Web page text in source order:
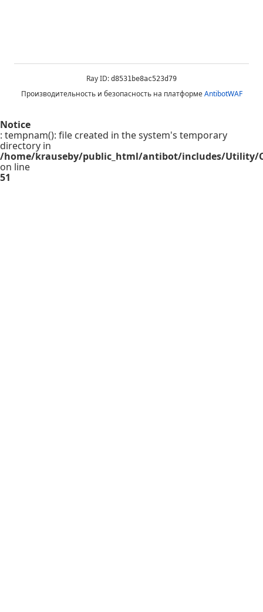
Ray ID: d8531be8ac523d79
Производительность и безопасность на платформе AntibotWAF
Notice
: tempnam(): file created in the system's temporary
directory in
/home/krauseby/public_html/antibot/includes/Utility/
on line
51